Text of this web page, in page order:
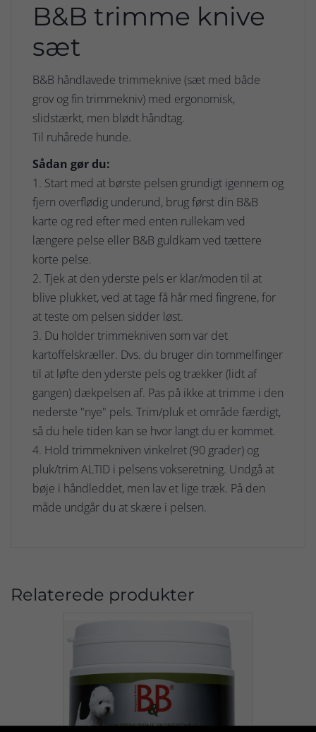
B&B trimme knive
sæt
B&B håndlavede trimmeknive (sæt med både
grov og fin trimmekniv) med ergonomisk,
slidstærkt, men blødt håndtag.
Til ruhårede hunde.
Sådan gør du:
1. Start med at børste pelsen grundigt igennem og
fjern overflødig underund, brug først din B&B
karte og red efter med enten rullekam ved
længere pelse eller B&B guldkam ved tættere
korte pelse.
2. Tjek at den yderste pels er klar/moden til at
blive plukket, ved at tage få hår med fingrene, for
at teste om pelsen sidder løst.
3. Du holder trimmekniven som var det
kartoffelskræller. Dvs. du bruger din tommelfinger
til at løfte den yderste pels og trækker (lidt af
gangen) dækpelsen af. Pas på ikke at trimme i den
nederste "nye" pels. Trim/pluk et område færdigt,
så du hele tiden kan se hvor langt du er kommet.
4. Hold trimmekniven vinkelret (90 grader) og
pluk/trim ALTID i pelsens vokseretning. Undgå at
bøje i håndleddet, men lav et lige træk. På den
måde undgår du at skære i pelsen.
Relaterede produkter